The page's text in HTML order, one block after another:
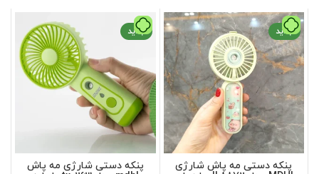
جدید
پنکه دستی مه پاش شارژی
جدید
پنکه دستی شارژی مه پاش